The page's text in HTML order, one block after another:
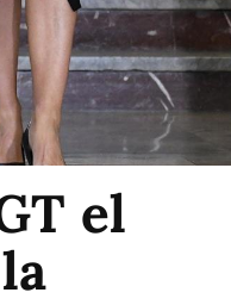
el